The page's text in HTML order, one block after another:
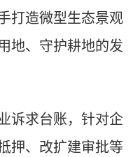
打造微型生态景观
地、守护耕地的发
求台账，针对企
押、改扩建审批等